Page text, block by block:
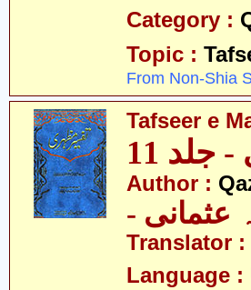
Category :
Topic :
From Non-Shia
Tafseer e
11
Author :
عثمانی
Translator :
Language :